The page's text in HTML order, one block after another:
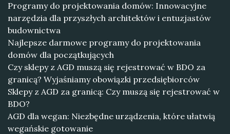
Programy do projektowania domów: Innowacyjne
narzędzia dla przyszłych architektów i entuzjastów
budownictwa
Najlepsze darmowe programy do projektowania
domów dla początkujących
Czy sklepy z AGD muszą się rejestrować w BDO za
granicą? Wyjaśniamy obowiązki przedsiębiorców
Sklepy z AGD za granicą: Czy muszą się rejestrować w
BDO?
AGD dla wegan: Niezbędne urządzenia, które ułatwią
wegańskie gotowanie